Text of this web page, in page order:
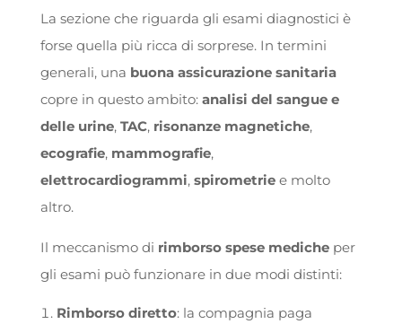
La sezione che riguarda gli esami diagnostici è
forse quella più ricca di sorprese. In termini
generali, una buona assicurazione sanitaria
copre in questo ambito: analisi del sangue e
delle urine, TAC, risonanze magnetiche,
ecografie, mammografie,
elettrocardiogrammi, spirometriee molto
altro.
Il meccanismo di rimborso spese medicheper
gli esami può funzionare in due modi distinti:
Rimborso diretto: la compagnia paga